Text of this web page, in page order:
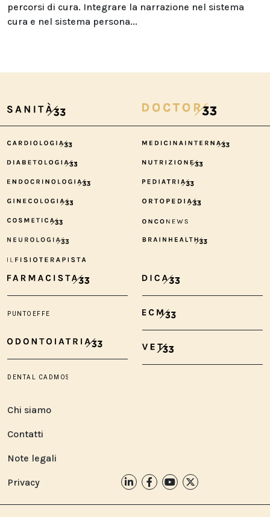
percorsi di cura. Integrare la narrazione nel sistema
cura e nel sistema persona...
Chi siamo
Contatti
Note legali
Privacy